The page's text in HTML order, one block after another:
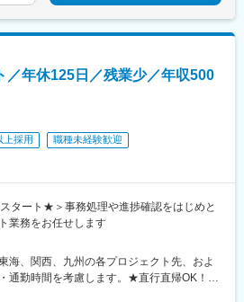
橋駅、高松駅(東京都)、東武練馬駅、新横浜
、二俣新町駅、松戸新田駅、松飛台駅、ス
つわ台駅、蘇我駅、海浜幕張駅、誉田駅、
、柏駅、柏の葉キャンパス駅、新千葉駅、
、大宮駅(埼玉県)、南浦和駅、さいたま新都
原駅、新越谷駅、川越駅、蕨駅、志木駅、
駅、大阪難波駅、淀屋橋駅、渡辺橋駅、長
駅(大阪府)、なんば駅(南海線)、天満橋駅、
駅、谷町四丁目駅、大阪ビジネスパーク
前駅、今川駅(大阪府)、出戸駅、中津駅(大阪
橋駅、天満駅、中津駅(地下鉄)、中崎町駅、
田駅、大阪梅田駅(阪神線)、中村公園駅、矢
万円を叶えた社員も！資格を取らない場合
昇給が見込めるのでご安心ください。
／年休125日／残業少／年収500
上採用
職種未経験歓迎
タート★＞事務処理や進捗確認をはじめと
業務をお任せします
海、関西、九州の各プロジェクト先、およ
通勤時間を考慮します。★直行直帰OK！
宅手当あり★全国出張が可能な方には充実